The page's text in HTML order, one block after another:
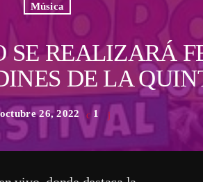
Música
SE REALIZARÁ
DE LA
octubre 26, 2022 1